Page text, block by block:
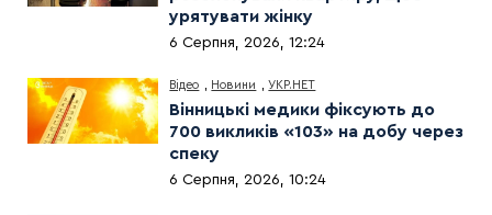
урятувати жінку
6 Серпня, 2026, 12:24
Відео Новини ,УКР.НЕТ
Вінницькі медики фіксують до
700 викликів «103» на добу через
спеку
6 Серпня, 2026, 10:24